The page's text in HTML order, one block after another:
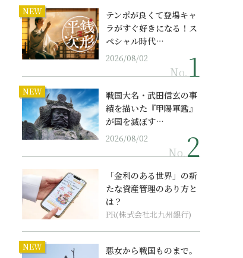
NEW
テンポが良くて登場キャ
ラがすぐ好きになる！ス
ペシャル時代…
2026/08/02
No.
NEW
戦国大名・武田信玄の事
績を描いた『甲陽軍鑑』
が国を滅ぼす…
2026/08/02
No.
「金利のある世界」の新
たな資産管理のあり方と
は？
PR(株式会社北九州銀行)
NEW
悪女から戦国ものまで。